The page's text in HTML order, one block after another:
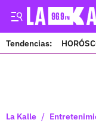
Tendencias:
La Kalle /